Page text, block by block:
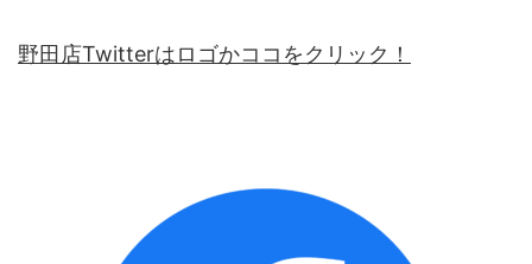
野田店Twitterはロゴかココをクリック！